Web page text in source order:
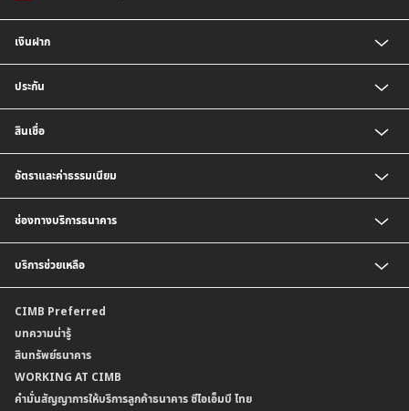
เงินฝาก
บัญชีเงินฝากประจำ
บัญชีเงินฝากกระแสรายวัน
บัญชีเงินฝากเงินตราต่างประเทศ
ตารางเปรียบเทียบผลิตภัณฑ์
ประกัน
ประกันวินาศภัย
สินเชื่อ
สินเชื่อบ้าน
สินเชื่อบ้านแลกเงินและสินเชื่ออเนกประสงค์
อัตราและค่าธรรมเนียม
อัตราดอกเบี้ยเงินฝาก
อัตราดอกเบี้ยเงินฝากลูกค้าสถาบัน
อัตราดอกเบี้ยบัญชีเงินฝากเงินตราต่างประเทศ
อัตราดอกเบี้ยเงินกู้
กำหนดระยะเวลาการขายหรือฝากเงินได้ที่เป็นเงินตราต่างประเทศ
ค่าธรรมเนียม
อัตราค่าธรรมเนียมการฝากถอนบัญชีเงินฝากเงินตราต่างประเทศ
ข้อกำหนดบัญชีเงินฝาก
เงื่อนไขและค่าธรรมเนียมที่เกี่ยวกับการให้บริการบัญชีเงินฝากเงินตราต่างประเทศ
ช่องทางบริการธนาคาร
CIMB THAI Connect
บริการแจ้งเตือนผ่าน SMS
พร้อมเพย์
บริการเปิดบัญชีด้วยการยืนยันตัวตนรูปแบบดิจิทัล (NDID)
การขอและรับส่งข้อมูลรายการเคลื่อนไหวบัญชีเงินฝาก ในรูปแบบข้อมูลดิจิทัลระหว่าง
ธนาคาร (dStatement)
บริการยืนยันตัวตนรูปแบบดิจิทัล (NDID) เพื่อทำธรุกรรมออนไลน์กับกรมสรรพากร
บริการช่วยเหลือ
สาขาธนาคาร
ข้อมูลคุณภาพการให้บริการ
คำมั่นสัญญาการให้บริการลูกค้าธนาคาร ซีไอเอ็มบี ไทย
Form Download Center
CIMB Preferred
บทความน่ารู้
สินทรัพย์ธนาคาร
WORKING AT CIMB
คำมั่นสัญญาการให้บริการลูกค้าธนาคาร ซีไอเอ็มบี ไทย